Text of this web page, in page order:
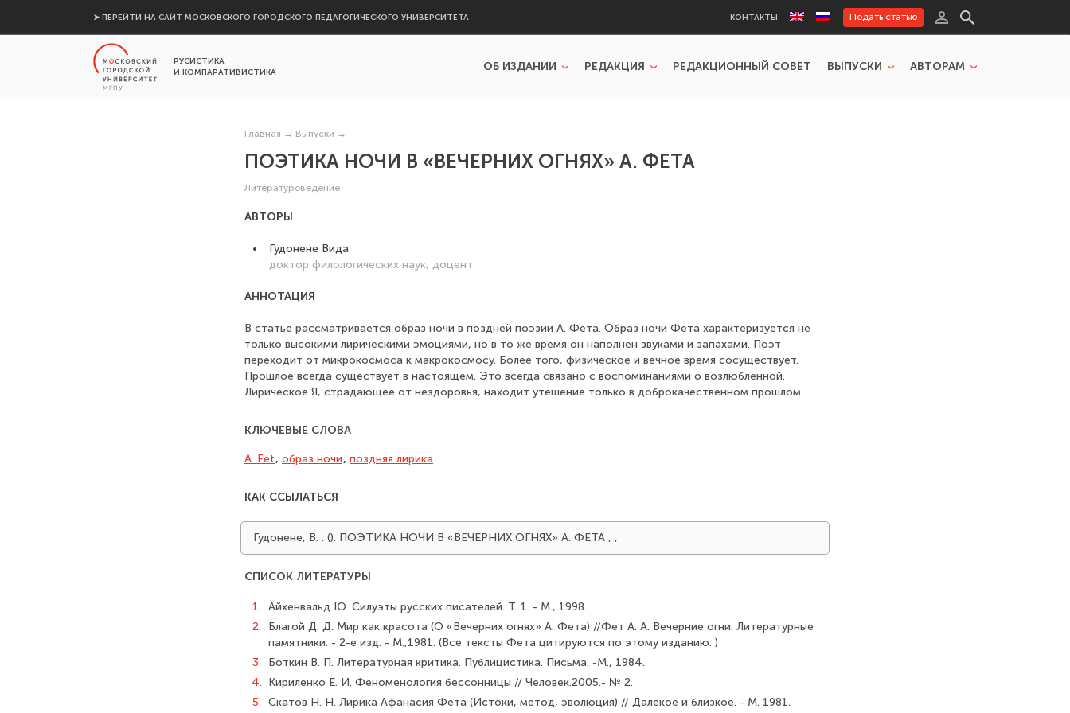
➤ ПЕРЕЙТИ НА САЙТ МОСКОВСКОГО ГОРОДСКОГО ПЕДАГОГИЧЕСКОГО УНИВЕРСИТЕТА КОНТАКТЫ Подать статью
РУСИСТИКА
И КОМПАРАТИВИСТИКА
ОБ ИЗДАНИИ РЕДАКЦИЯ РЕДАКЦИОННЫЙ СОВЕТ ВЫПУСКИ АВТОРАМ
Главная → Выпуски →
ПОЭТИКА НОЧИ В «ВЕЧЕРНИХ ОГНЯХ» А. ФЕТА
Литературоведение
АВТОРЫ
Гудонене Вида
доктор филологических наук, доцент
АННОТАЦИЯ
В статье рассматривается образ ночи в поздней поэзии А. Фета. Образ ночи Фета характеризуется не
только высокими лирическими эмоциями, но в то же время он наполнен звуками и запахами. Поэт
переходит от микрокосмоса к макрокосмосу. Более того, физическое и вечное время сосуществует.
Прошлое всегда существует в настоящем. Это всегда связано с воспоминаниями о возлюбленной.
Лирическое Я, страдающее от нездоровья, находит утешение только в доброкачественном прошлом.
КЛЮЧЕВЫЕ СЛОВА
A. Fet, образ ночи, поздняя лирика
КАК ССЫЛАТЬСЯ
Гудонене, В. . (). ПОЭТИКА НОЧИ В «ВЕЧЕРНИХ ОГНЯХ» А. ФЕТА , ,
СПИСОК ЛИТЕРАТУРЫ
1. Айхенвальд Ю. Силуэты русских писателей. Т. 1. - М., 1998.
2.
Благой Д. Д. Мир как красота (О «Вечерних огнях» А. Фета) //Фет А. А. Вечерние огни. Литературные
памятники. - 2-е изд. - М.,1981. (Все тексты Фета цитируются по этому изданию. )
3.
Боткин В. П. Литературная критика. Публицистика. Письма. -М., 1984.
4. Кириленко Е. И. Феноменология бессонницы // Человек.2005.- № 2.
5. Скатов Н. Н. Лирика Афанасия Фета (Истоки, метод, эволюция) // Далекое и близкое. - М. 1981.